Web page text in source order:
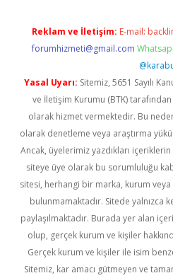
Reklam ve İletişim: E-mail:
forumhizmeti@gmail.com
Yasal Uyarı: Sitemiz, 5651 Sayılı
ve İletişim Kurumu (BTK) tarafından
olarak hizmet vermektedir. Bu
olarak denetleme veya araştırma
Ancak, üyelerimiz yazdıkları
siteye üye olarak bu sorumluluğu
sitesi, herhangi bir marka, kurum veya
bulunmamaktadır. Sitede yalnızca
paylaşılmaktadır. Burada yer alan
olup, gerçek kurum ve kişiler
Gerçek kurum ve kişiler ile isim
Sitemiz, kar amacı gütmeyen ve